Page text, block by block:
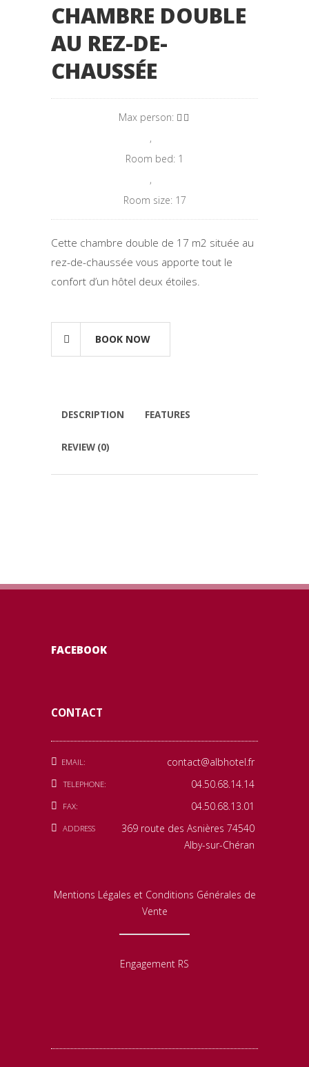
CHAMBRE DOUBLE
AU REZ-DE-
CHAUSSÉE
Max person:
,
Room bed: 1
,
Room size: 17
Cette chambre double de 17 m2 située au
rez-de-chaussée vous apporte tout le
confort d’un hôtel deux étoiles.
BOOK NOW
DESCRIPTION FEATURES
REVIEW (0)
FACEBOOK
CONTACT
EMAIL: contact@albhotel.fr
TELEPHONE: 04.50.68.14.14
FAX: 04.50.68.13.01
ADDRESS
369 route des Asnières 74540
Alby-sur-Chéran
Mentions Légales et Conditions Générales de
Vente
Engagement RS